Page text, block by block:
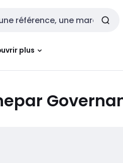
plus